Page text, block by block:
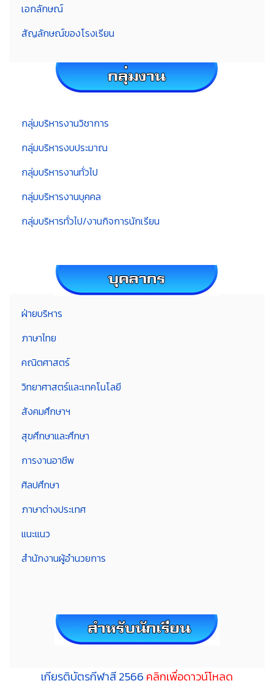
เอกลักษณ์
สัญลักษณ์ของโรงเรียน
กลุ่มบริหารงานวิชาการ
กลุ่มบริหารงบประมาณ
กลุ่มบริหารงานทั่วไป
กลุ่มบริหารงานบุคคล
กลุ่มบริหารทั่วไป/งานกิจการนักเรียน
ฝ่ายบริหาร
ภาษาไทย
คณิตศาสตร์
วิทยาศาสตร์และเทคโนโลยี
สังคมศึกษาฯ
สุขศึกษาและศึกษา
การงานอาชีพ
ศิลปศึกษา
ภาษาต่างประเทศ
แนะแนว
สำนักงานผู้อำนวยการ
เกียรติบัตรกีฬาสี 2566 คลิกเพื่อดาวน์โหลด